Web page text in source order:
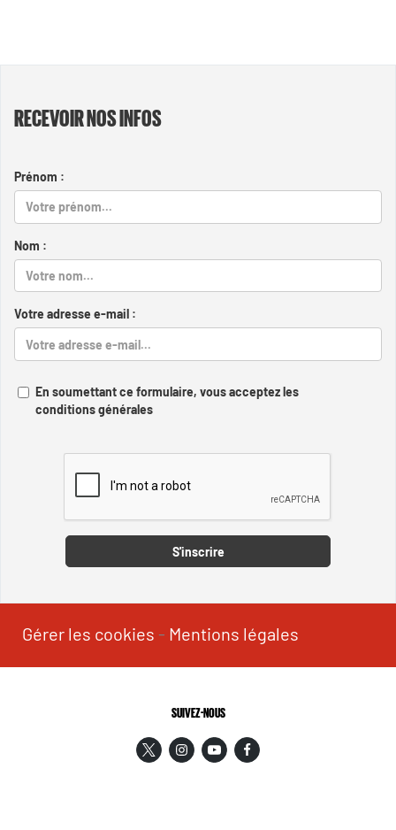
RECEVOIR NOS INFOS
Prénom :
Nom :
Votre adresse e-mail :
En soumettant ce formulaire, vous acceptez les
conditions générales
S'inscrire
Gérer les cookies - Mentions légales
SUIVEZ-NOUS